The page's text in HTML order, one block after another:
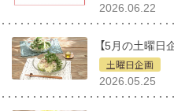
2026.06.22
【5月の土曜日
土曜日企画
2026.05.25